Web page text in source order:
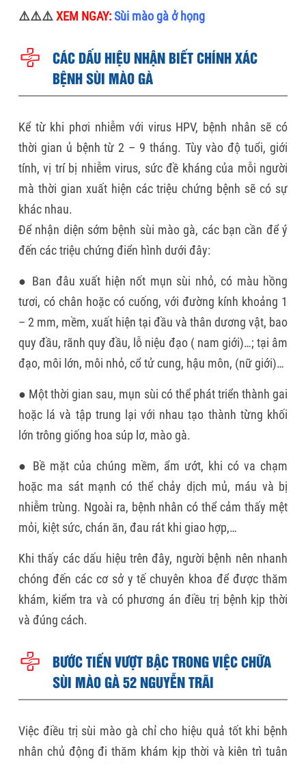
⚠️⚠️⚠️XEM NGAY:Sùi mào gà ở họng
CÁC DẤU HIỆU NHẬN BIẾT CHÍNH XÁC
BỆNH SÙI MÀO GÀ
Kể từ khi phơi nhiễm với virus HPV, bệnh nhân sẽ có
thời gian ủ bệnh từ 2 – 9 tháng. Tùy vào độ tuổi, giới
tính, vị trí bị nhiễm virus, sức đề kháng của mỗi người
mà thời gian xuất hiện các triệu chứng bệnh sẽ có sự
khác nhau.
Để nhận diện sớm bệnh sùi mào gà, các bạn cần để ý
đến các triệu chứng điển hình dưới đây:
● Ban đâu xuất hiện nốt mụn sùi nhỏ, có màu hồng
tươi, có chân hoặc có cuống, với đường kính khoảng 1
– 2 mm, mềm, xuất hiện tại đầu và thân dương vật, bao
quy đầu, rãnh quy đầu, lỗ niệu đạo ( nam giới)…; tại âm
đạo, môi lớn, môi nhỏ, cổ tử cung, hậu môn, (nữ giới)…
● Một thời gian sau, mụn sùi có thể phát triển thành gai
hoặc lá và tập trung lại với nhau tạo thành từng khối
lớn trông giống hoa súp lơ, mào gà.
● Bề mặt của chúng mềm, ẩm ướt, khi có va chạm
hoặc ma sát mạnh có thể chảy dịch mủ, máu và bị
nhiễm trùng. Ngoài ra, bệnh nhân có thể cảm thấy mệt
mỏi, kiệt sức, chán ăn, đau rát khi giao hợp,…
Khi thấy các dấu hiệu trên đây, người bệnh nên nhanh
chóng đến các cơ sở y tế chuyên khoa để được thăm
khám, kiểm tra và có phương án điều trị bệnh kịp thời
và đúng cách.
BƯỚC TIẾN VƯỢT BẬC TRONG VIỆC CHỮA
SÙI MÀO GÀ 52 NGUYỄN TRÃI
Việc điều trị sùi mào gà chỉ cho hiệu quả tốt khi bệnh
nhân chủ động đi thăm khám kịp thời và kiên trì tuân